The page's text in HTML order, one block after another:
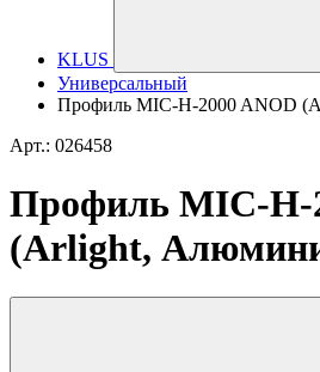
KLUS
Универсальный
Профиль MIC-H-2000 ANOD
Арт.: 026458
Профиль MIC-H-
(Arlight,